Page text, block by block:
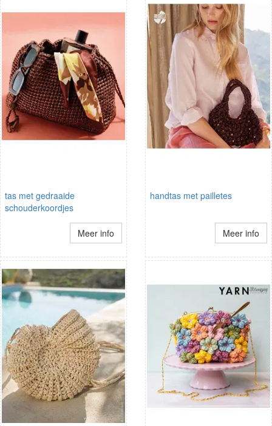
tas met gedraaide
schouderkoordjes
Meer info
handtas met pailletes
Meer info